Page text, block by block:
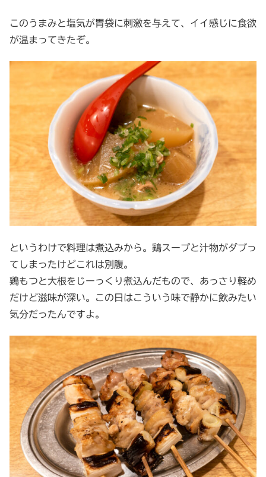
このうまみと塩気が胃袋に刺激を与えて、イイ感じに食欲
が温まってきたぞ。
というわけで料理は煮込みから。鶏スープと汁物がダブっ
てしまったけどこれは別腹。
鶏もつと大根をじーっくり煮込んだもので、あっさり軽め
だけど滋味が深い。この日はこういう味で静かに飲みたい
気分だったんですよ。